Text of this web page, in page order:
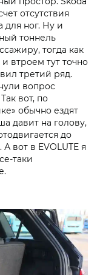
отсутствия
для ног. Ну и
тоннель
тогда как
втроем тут точно
третий ряд.
вопрос
вот, по
обычно ездят
давит на голову,
до
вот в EVOLUTE я
таки